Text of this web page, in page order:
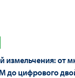
измельчения: от
до цифрового